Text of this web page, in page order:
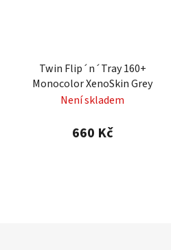
Twin Flip´n´Tray 160+
Monocolor XenoSkin Grey
Není skladem
660 Kč